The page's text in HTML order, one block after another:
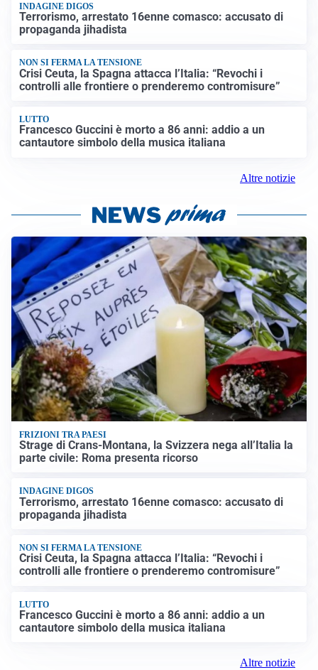
INDAGINE DIGOS
Terrorismo, arrestato 16enne comasco: accusato di
propaganda jihadista
NON SI FERMA LA TENSIONE
Crisi Ceuta, la Spagna attacca l’Italia: “Revochi i
controlli alle frontiere o prenderemo contromisure”
LUTTO
Francesco Guccini è morto a 86 anni: addio a un
cantautore simbolo della musica italiana
Altre notizie
FRIZIONI TRA PAESI
Strage di Crans-Montana, la Svizzera nega all’Italia la
parte civile: Roma presenta ricorso
INDAGINE DIGOS
Terrorismo, arrestato 16enne comasco: accusato di
propaganda jihadista
NON SI FERMA LA TENSIONE
Crisi Ceuta, la Spagna attacca l’Italia: “Revochi i
controlli alle frontiere o prenderemo contromisure”
LUTTO
Francesco Guccini è morto a 86 anni: addio a un
cantautore simbolo della musica italiana
Altre notizie